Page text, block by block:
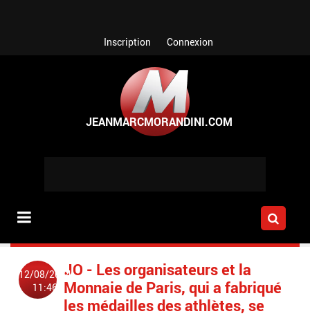
Inscription Connexion
12/08/2024
11:46
JO - Les organisateurs et la
Monnaie de Paris, qui a fabriqué
les médailles des athlètes, se